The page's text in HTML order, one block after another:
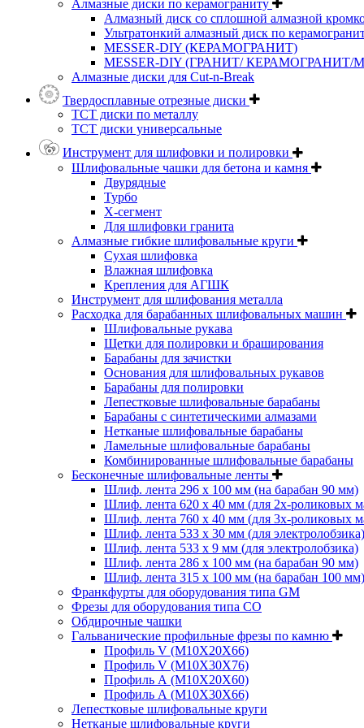
Алмазные диски по керамограниту
Алмазный диск со сплошной алмазной
Ультратонкий алмазный диск по
MESSER-DIY (КЕРАМОГРАНИТ)
MESSER-DIY (ГРАНИТ/ КЕРАМОГРАНИТ/
Алмазные диски для Cut-n-Break
Твердосплавные отрезные диски
ТСТ диски по металлу
ТСТ диски универсальные
Инструмент для шлифовки и полировки
Шлифовальные чашки для бетона и камня
Двурядные
Турбо
Х-сегмент
Для шлифовки гранита
Алмазные гибкие шлифовальные круги
Cухая шлифовка
Влажная шлифовка
Крепления для АГШК
Инструмент для шлифования металла
Расходка для барабанных шлифовальных машин
Шлифовальные рукава
Щетки для полировки и браширования
Барабаны для зачистки
Основания для шлифовальных рукавов
Барабаны для полировки
Лепестковые шлифовальные барабаны
Барабаны с синтетическими алмазами
Нетканые шлифовальные барабаны
Ламельные шлифовальные барабаны
Комбинированные шлифовальные барабаны
Бесконечные шлифовальные ленты
Шлиф. лента 296 х 100 мм (на барабан 90 мм)
Шлиф. лента 620 х 40 мм (для 2х-роликовых
Шлиф. лента 760 х 40 мм (для 3х-роликовых
Шлиф. лента 533 х 30 мм (для электролобзика)
Шлиф. лента 533 х 9 мм (для электролобзика)
Шлиф. лента 286 х 100 мм (на барабан 90 мм)
Шлиф. лента 315 х 100 мм (на барабан 100 мм)
Франкфурты для оборудования типа GM
Фрезы для оборудования типа СО
Обдирочные чашки
Гальванические профильные фрезы по камню
Профиль V (M10X20X66)
Профиль V (M10X30X76)
Профиль А (М10Х20Х60)
Профиль А (М10Х30Х66)
Лепестковые шлифовальные круги
Нетканые шлифовальные круги